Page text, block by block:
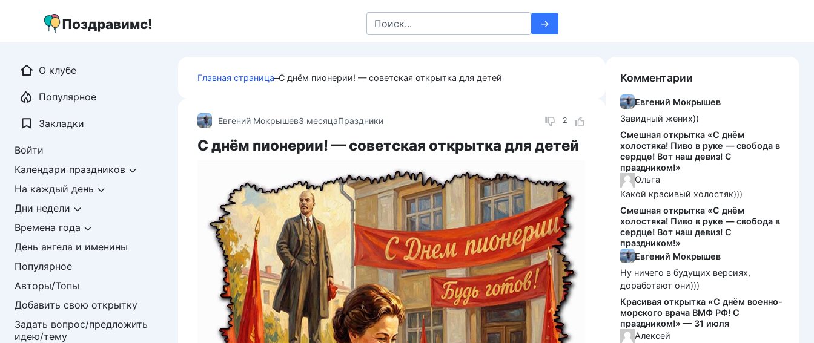
Поздравимс!
Search
for:
Главная страница–С днём пионерии! — советская открытка для детей
2
Евгений Мокрышев3 месяцаПраздники
С днём пионерии! — советская открытка для детей
О клубе
Популярное
Закладки
Войти
Календари праздников
На каждый день
Дни недели
Времена года
День ангела и именины
Популярное
Авторы/Топы
Добавить свою открытку
Задать вопрос/предложить
идею/тему
Комментарии
Евгений Мокрышев
Завидный жених))
Смешная открытка «С днём
холостяка! Пиво в руке — свобода в
сердце! Вот наш девиз! С
праздником!»
Ольга
Какой красивый холостяк)))
Смешная открытка «С днём
холостяка! Пиво в руке — свобода в
сердце! Вот наш девиз! С
праздником!»
Евгений Мокрышев
Ну ничего в будущих версиях,
доработают они)))
Красивая открытка «С днём военно-
морского врача ВМФ РФ! С
праздником!» — 31 июля
Алексей